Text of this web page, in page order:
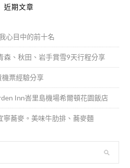
近期文章
心目中的前十名
森、秋田、岩手賞雪9天行程分享
票經驗分享
Inn峇里島機場希爾頓花園飯店
寧蕎麥。美味牛肋排、蕎麥麵